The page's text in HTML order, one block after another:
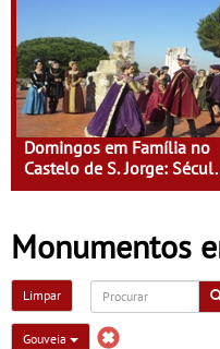
Domingos em Família no
Castelo de S. Jorge:
XVI - Tempo de Mulheres
Monumentos
Limpar
Gouveia